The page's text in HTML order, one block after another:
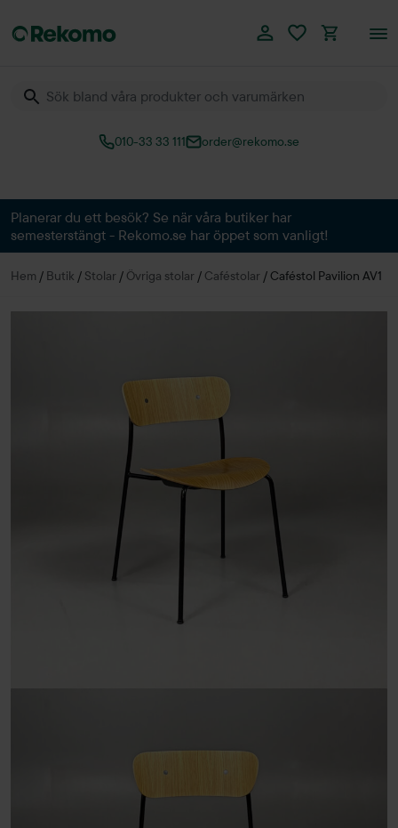
010-33 33 111 order@rekomo.se
Planerar du ett besök? Se när våra butiker har
semesterstängt - Rekomo.se har öppet som vanligt!
Hem / Butik / Stolar / Övriga stolar / Caféstolar / Caféstol Pavilion AV1